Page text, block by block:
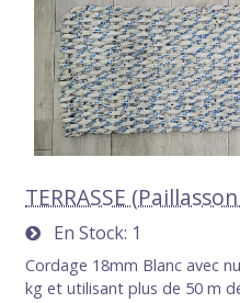
TERRASSE
En Stock 1
Cordage 18mm Blanc avec
kg et utilisant plus de 50 m